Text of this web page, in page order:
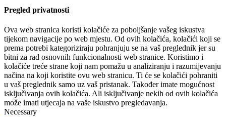
Pregled privatnosti
Ova web stranica koristi kolačiće za poboljšanje vašeg iskustva
tijekom navigacije po web mjestu. Od ovih kolačića, kolačići koji se
prema potrebi kategoriziraju pohranjuju se na vaš preglednik jer su
bitni za rad osnovnih funkcionalnosti web stranice. Koristimo i
kolačiće treće strane koji nam pomažu u analiziranju i razumijevanju
načina na koji koristite ovu web stranicu. Ti će se kolačići pohraniti
u vaš preglednik samo uz vaš pristanak. Također imate mogućnost
isključivanja ovih kolačića. Ali isključivanje nekih od ovih kolačića
može imati utjecaja na vaše iskustvo pregledavanja.
Necessary